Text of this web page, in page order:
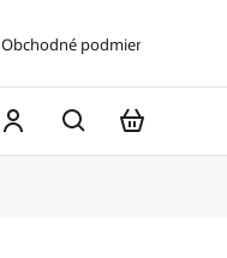
Obchodné podmienky